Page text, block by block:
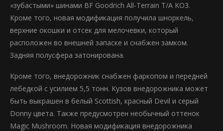
«зубастыми» шинами BF Goodrich All-Terrain T/A KO3.
Кроме того, новая модификация получила шноркель,
верхние окошки и отсек для мелочевки, который
расположен во внешней запаске и снабжен замком.
Задняя полусфера затонирована.
Кроме того, внедорожник снабжен фаркопом и передней
лебедкой с усилием 5,5 тонн. Кузов внедорожника может
быть выкрашен в белый Scottish, красный Devil и серый
Donny цвета. Также предусмотрен необычный оттенок
Magic Mushroom. Новая модификация внедорожника